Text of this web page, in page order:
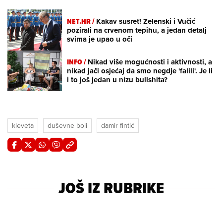
NET.HR /Kakav susret! Zelenski i Vučić
pozirali na crvenom tepihu, a jedan detalj
svima je upao u oči
INFO /Nikad više mogućnosti i aktivnosti, a
nikad jači osjećaj da smo negdje 'falili'. Je li
i to još jedan u nizu bullshita?
kleveta duševne boli damir fintić
JOŠ IZ RUBRIKE